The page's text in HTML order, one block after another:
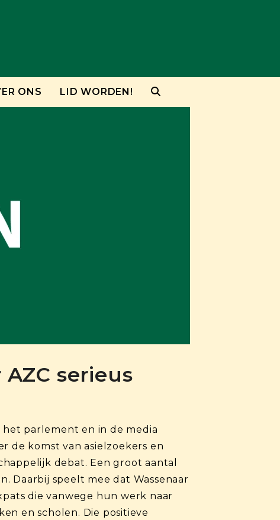
ONS LID WORDEN!
serieus
het parlement en in de media
de komst van asielzoekers en
debat. Een groot aantal
Daarbij speelt mee dat Wassenaar
die vanwege hun werk naar
en scholen. Die positieve